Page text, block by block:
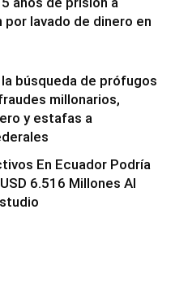
por lavado de dinero en
búsqueda de prófugos
millonarios,
y estafas a
En Ecuador Podría
6.516 Millones Al